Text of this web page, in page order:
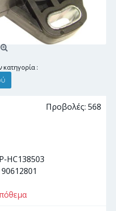
κατηγορία :
Προβολές: 568
HC138503
90612801